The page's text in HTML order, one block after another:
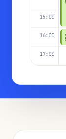
15:00
16:00
17:00